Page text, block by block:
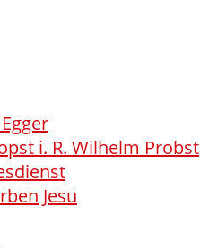
i. R. Wilhelm Probst
Jesu